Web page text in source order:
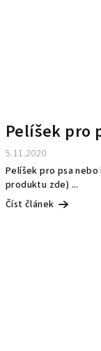
Pelíšek pro
5.11.2020
Pelíšek pro psa
produktu zde) ...
Číst článek